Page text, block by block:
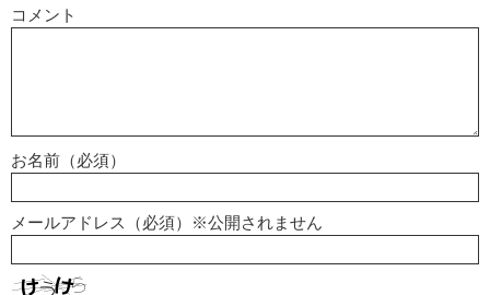
コメント
お名前（必須）
メールアドレス（必須）※公開されません